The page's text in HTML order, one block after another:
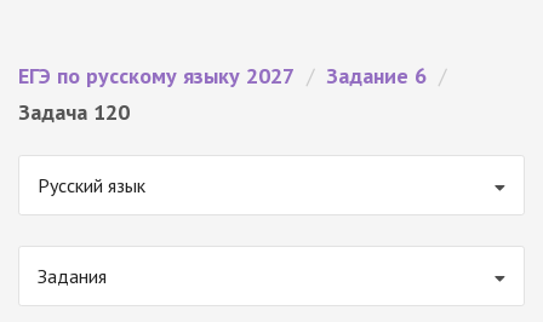
ЕГЭ по русскому языку 2027 / Задание 6 /
Задача 120
Русский язык
Задания